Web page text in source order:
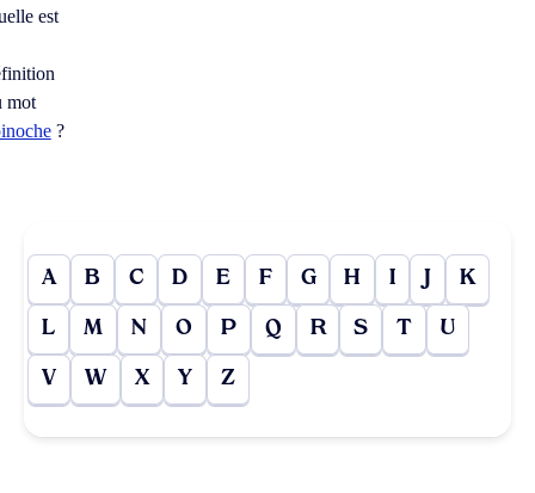
est
mot
?
A B C D E F G H I J K
L M N O P Q R S T U
V W X Y Z